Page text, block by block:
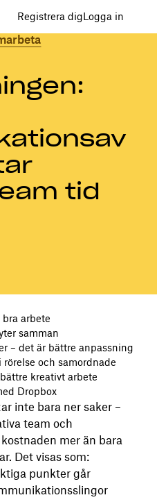
Registrera digLogga in
tid
arbete
samman
– det är bättre anpassning
och samordnade
kreativt arbete
Dropbox
inte bara ner saker –
team och
mer än bara
Det visas som:
punkter går